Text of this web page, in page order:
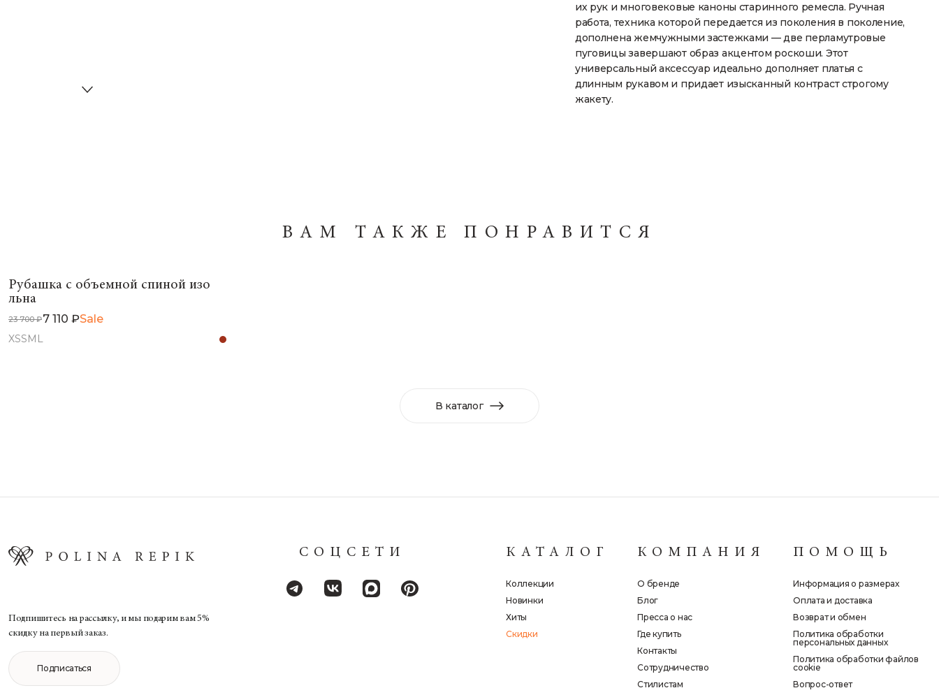
их рук и многовековые каноны старинного ремесла. Ручная
работа, техника которой передается из поколения в поколение,
дополнена жемчужными застежками — две перламутровые
пуговицы завершают образ акцентом роскоши. Этот
универсальный аксессуар идеально дополняет платья с
длинным рукавом и придает изысканный контраст строгому
жакету.
ВАМ ТАКЖЕ ПОНРАВИТСЯ
Рубашка с объемной спиной изо
льна
23 700 ₽7 110 ₽Sale
XSSM L
В каталог
Подпишитесь на рассылку, и мы подарим вам 5%
скидку на первый заказ.
Подписаться
СОЦСЕТИ КАТАЛОГ
Коллекции
Новинки
Хиты
Скидки
КОМПАНИЯ
О бренде
Блог
Пресса о нас
Где купить
Контакты
Сотрудничество
Стилистам
ПОМОЩЬ
Информация о размерах
Оплата и доставка
Возврат и обмен
Политика обработки
персональных данных
Политика обработки файлов
cookie
Вопрос-ответ